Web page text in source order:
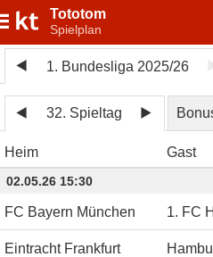
Tototom
Spielplan
1. Bundesliga 2025/26
32. Spieltag
Heim Gast
02.05.26 15:30
FC Bayern München 1. FC
Eintracht Frankfurt